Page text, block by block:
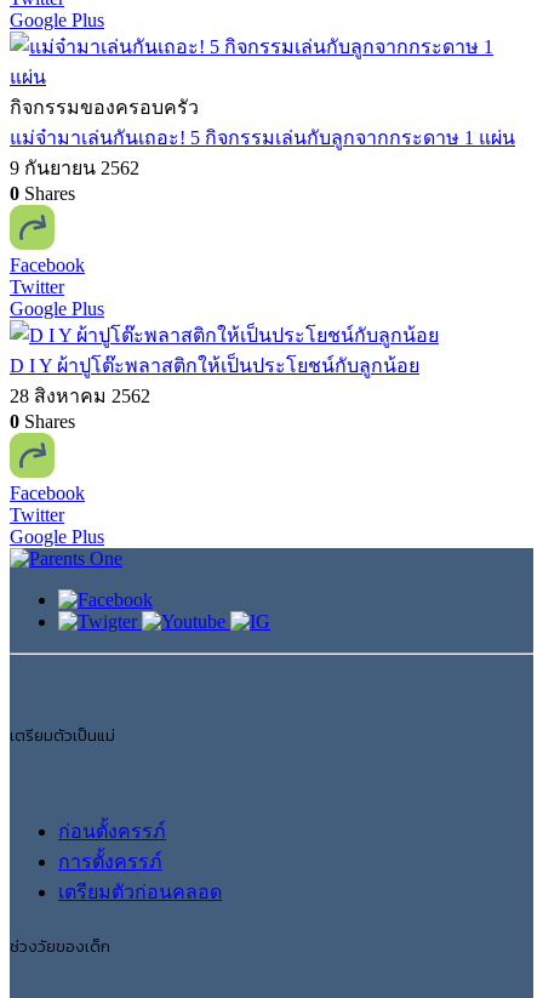
Google Plus
กิจกรรมของครอบครัว
แม่จ๋ามาเล่นกันเถอะ! 5 กิจกรรมเล่นกับลูกจากกระดาษ 1 แผ่น
9 กันยายน 2562
0 Shares
Facebook
Twitter
Google Plus
D I Y ผ้าปูโต๊ะพลาสติกให้เป็นประโยชน์กับลูกน้อย
28 สิงหาคม 2562
0 Shares
Facebook
Twitter
Google Plus
เตรียมตัวเป็นแม่
ก่อนตั้งครรภ์
การตั้งครรภ์
เตรียมตัวก่อนคลอด
ช่วงวัยของเด็ก